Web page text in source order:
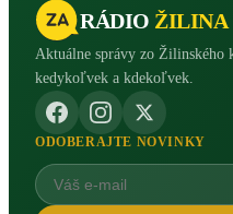
RÁDIO ŽILINA
Aktuálne správy zo
kedykoľvek a kdekoľvek.
ODOBERAJTE NOVINKY